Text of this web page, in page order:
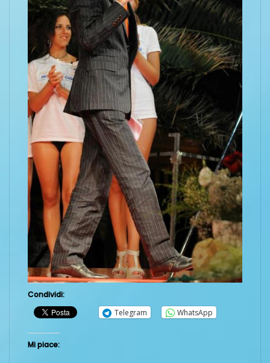
Condividi:
Telegram
WhatsApp
Mi piace: